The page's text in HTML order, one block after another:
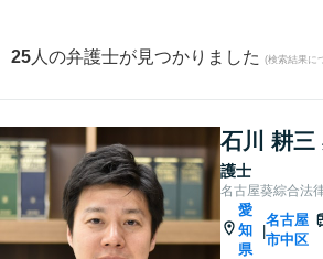
25 人の弁護士が見つかりました (検索結果に
石川 耕三
護士
名古屋葵綜合法
愛
知
県
|
名古屋
市中区